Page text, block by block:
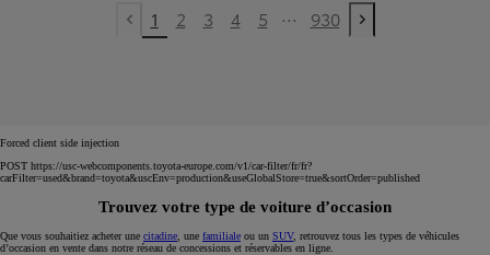
Previous page
1 2 3 4 5 ... 930
Next page
Forced client side injection
POST https://usc-webcomponents.toyota-europe.com/v1/car-filter/fr/fr?
carFilter=used&brand=toyota&uscEnv=production&useGlobalStore=true&sortOrder=published
Trouvez votre type de voiture d’occasion
Que vous souhaitiez acheter une citadine , une familiale ou un SUV, retrouvez tous les types de véhicules
d’occasion en vente dans notre réseau de concessions et réservables en ligne.